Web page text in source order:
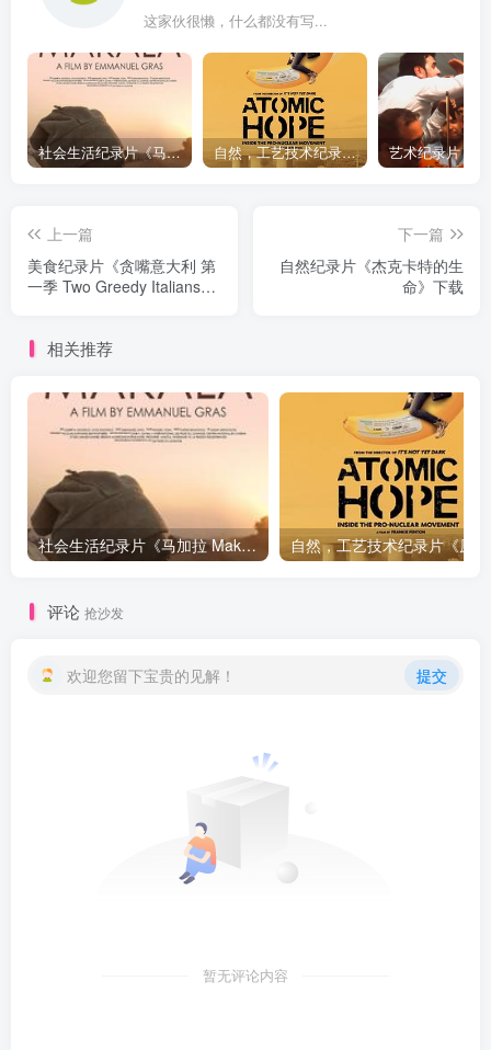
这家伙很懒，什么都没有写...
社会生活纪录片《马加拉 Makala》下载 自然，工艺技术纪录片《原子能的希望 Atomic Hope – Inside the Pro-Nuclear Movement》下载
上一篇
美食纪录片《贪嘴意大利 第
一季 Two Greedy Italians
下一篇
自然纪录片《杰克卡特的生
命》下载
相关推荐
社会生活纪录片《马加拉 Makala》下载
评论 抢沙发
欢迎您留下宝贵的见解！ 提交
暂无评论内容